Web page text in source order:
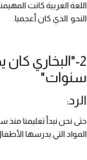
اللعة العربية كانت
النحو الذي كان أعجميا.
سنوات"
الرد:
حتى نحن نبدأ تعليمنا
المواد التي يدرسها